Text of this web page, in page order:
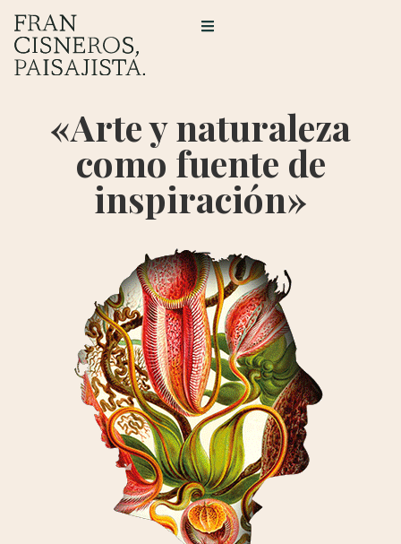
«Arte y naturaleza
como fuente de
inspiración»